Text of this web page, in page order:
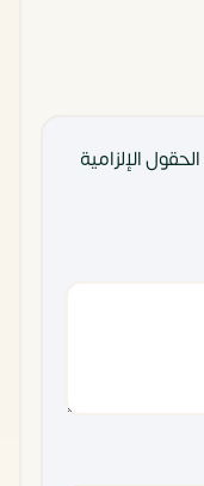
الحقول الإلزامية